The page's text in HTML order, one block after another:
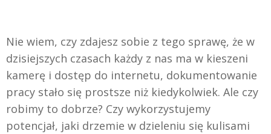
Nie wiem, czy zdajesz sobie z tego sprawę, że w
dzisiejszych czasach każdy z nas ma w kieszeni
kamerę i dostęp do internetu, dokumentowanie
pracy stało się prostsze niż kiedykolwiek. Ale czy
robimy to dobrze? Czy wykorzystujemy
potencjał, jaki drzemie w dzieleniu się kulisami